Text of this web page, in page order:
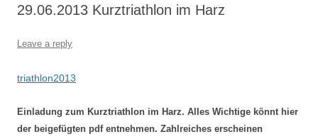
29.06.2013 Kurztriathlon im Harz
Leave a reply
triathlon2013
Einladung zum Kurztriathlon im Harz. Alles Wichtige könnt hier
der beigefügten pdf entnehmen. Zahlreiches erscheinen